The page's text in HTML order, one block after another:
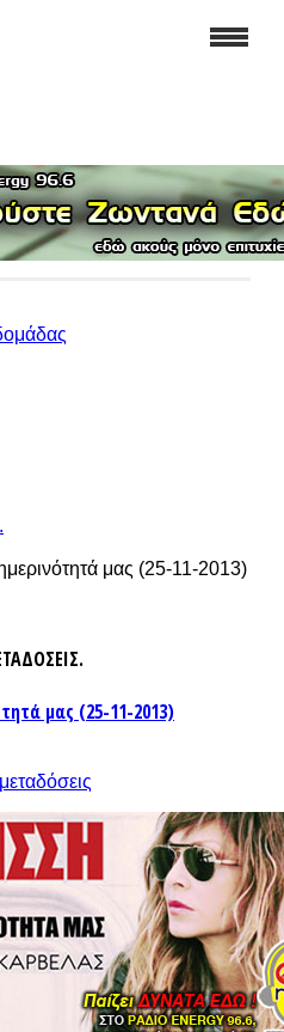
μας (25-11-2013)
μας (25-11-2013)